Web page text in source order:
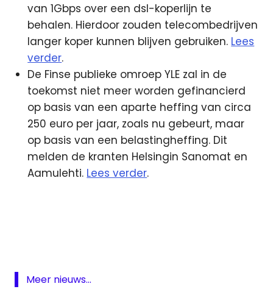
van 1Gbps over een dsl-koperlijn te
behalen. Hierdoor zouden telecombedrijven
langer koper kunnen blijven gebruiken. Lees
verder.
De Finse publieke omroep YLE zal in de
toekomst niet meer worden gefinancierd
op basis van een aparte heffing van circa
250 euro per jaar, zoals nu gebeurt, maar
op basis van een belastingheffing. Dit
melden de kranten Helsingin Sanomat en
Aamulehti. Lees verder.
kabel
Meer nieuws...